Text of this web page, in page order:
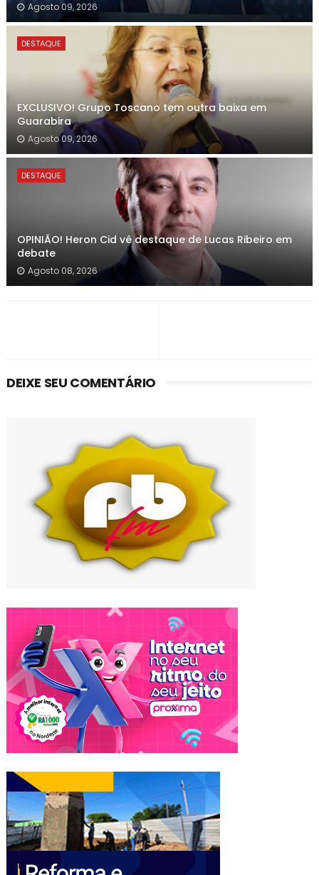
Agosto 09, 2026
DESTAQUE
EXCLUSIVO! Grupo Toscano tem outra baixa em
Guarabira
Agosto 09, 2026
DESTAQUE
OPINIÃO! Heron Cid vê destaque de Lucas Ribeiro em
debate
Agosto 08, 2026
DEIXE SEU COMENTÁRIO